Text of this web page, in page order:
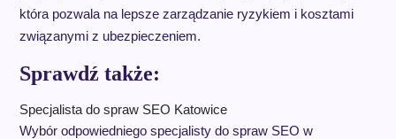
która pozwala na lepsze zarządzanie ryzykiem i kosztami
związanymi z ubezpieczeniem.
Sprawdź także:
Specjalista do spraw SEO Katowice
Wybór odpowiedniego specjalisty do spraw SEO w